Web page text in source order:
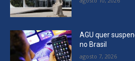
AGU quer
no Brasil
agosto 7, 2026